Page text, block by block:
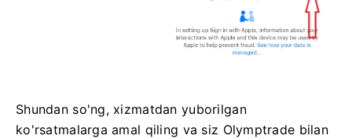
Shundan so'ng, xizmatdan yuborilgan
ko'rsatmalarga amal qiling va siz Olymptrade bilan